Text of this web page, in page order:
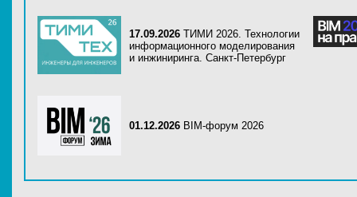
17.09.2026 ТИМИ 2026. Технологии
информационного моделирования
и инжиниринга. Санкт-Петербург
01.12.2026 BIM-форум 2026